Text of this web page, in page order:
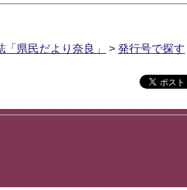
「県民だより奈良」 > 発行号で探す